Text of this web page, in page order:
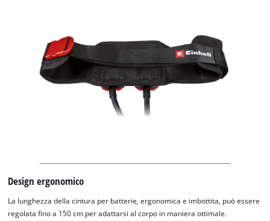
Design ergonomico
La lunghezza della cintura per batterie, ergonomica e imbottita, può essere
regolata fino a 150 cm per adattarsi al corpo in maniera ottimale.